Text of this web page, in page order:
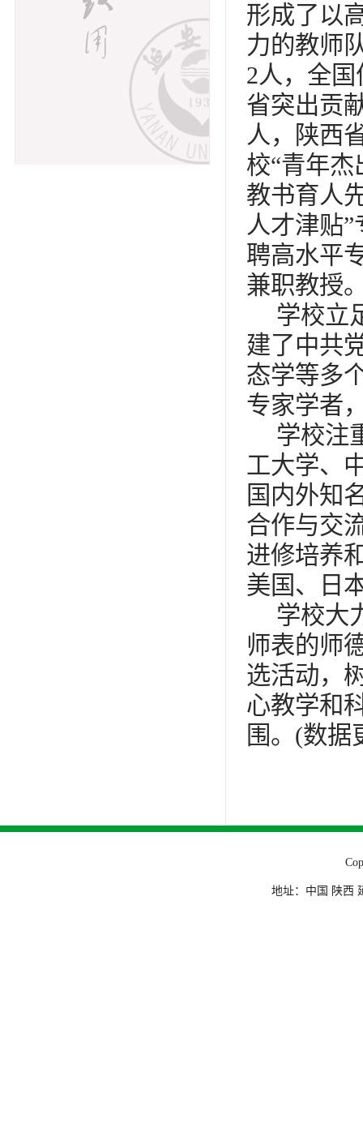
形成了以
力的教师
2人，全
省突出贡
人，陕西
校“青年
教书育人
人才津贴
聘高水平
兼职教授
学校立
建了中共
态学等多
专家学者
学校注
工大学、
国内外知
合作与交
进修培养
美国、日
学校大
师表的师
选活动，
心教学和
围。(数据
地址：中国 陕西